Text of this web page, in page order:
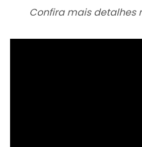
Confira mais detalhes